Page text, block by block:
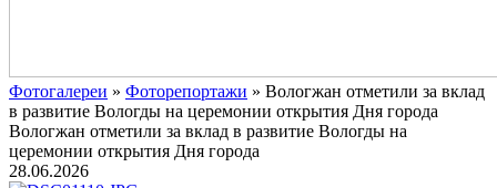
Фотогалереи » Фоторепортажи » Вологжан отметили за вклад
в развитие Вологды на церемонии открытия Дня города
Вологжан отметили за вклад в развитие Вологды на
церемонии открытия Дня города
28.06.2026